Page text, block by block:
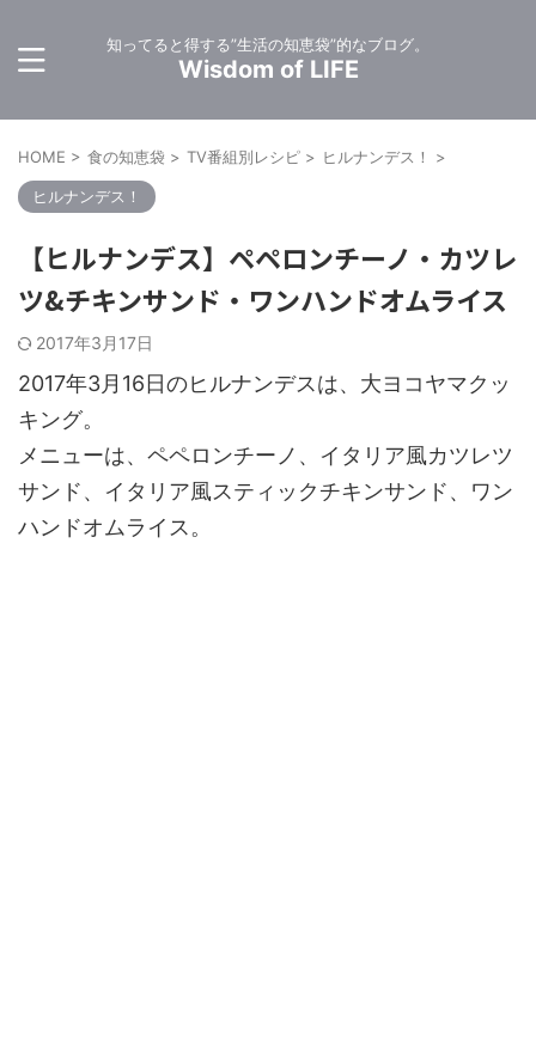
知ってると得する”生活の知恵袋”的なブログ。
Wisdom of LIFE
HOME > 食の知恵袋 > TV番組別レシピ > ヒルナンデス！ >
ヒルナンデス！
【ヒルナンデス】ペペロンチーノ・カツレ
ツ&チキンサンド・ワンハンドオムライス
2017年3月17日
2017年3月16日のヒルナンデスは、大ヨコヤマクッ
キング。
メニューは、ペペロンチーノ、イタリア風カツレツ
サンド、イタリア風スティックチキンサンド、ワン
ハンドオムライス。